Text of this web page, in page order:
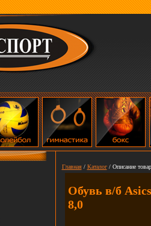
Главная/ Каталог/ Описание
Обувь в/б
8,0